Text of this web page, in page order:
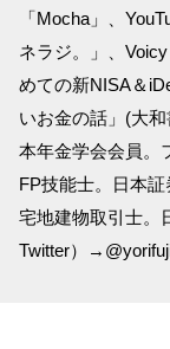
「Mocha」、
ネラジ。」、
めての新NISA＆
いお金の話」(大
本年金学会会員。
FP技能士。日本証
宅地建物取引士。
Twitter）